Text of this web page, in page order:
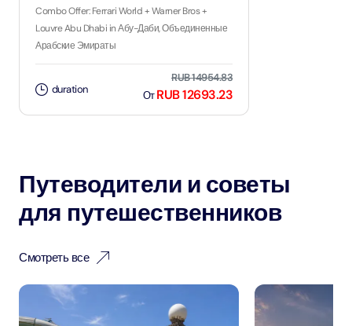
Combo Offer: Ferrari World + Warner Bros +
Louvre Abu Dhabi in Абу-Даби, Объединенные
Арабские Эмираты
duration
RUB 14954.83
ОтRUB 12693.23
Путеводители и советы
для путешественников
Смотреть все